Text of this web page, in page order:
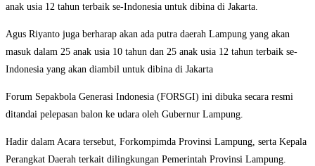
anak usia 12 tahun terbaik se-Indonesia untuk dibina di Jakarta.
Agus Riyanto juga berharap akan ada putra daerah Lampung yang akan
masuk dalam 25 anak usia 10 tahun dan 25 anak usia 12 tahun terbaik se-
Indonesia yang akan diambil untuk dibina di Jakarta
Forum Sepakbola Generasi Indonesia (FORSGI) ini dibuka secara resmi
ditandai pelepasan balon ke udara oleh Gubernur Lampung.
Hadir dalam Acara tersebut, Forkompimda Provinsi Lampung, serta Kepala
Perangkat Daerah terkait dilingkungan Pemerintah Provinsi Lampung.